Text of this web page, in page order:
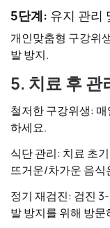
5단계: 유지 관리
개인맞춤형 구강위
발 방지.
5. 치료 후 관
철저한 구강위생:
하세요.
식단 관리: 치료 초
뜨거운/차가운 음식
정기 재검진: 검진
발 방지를 위해 방문